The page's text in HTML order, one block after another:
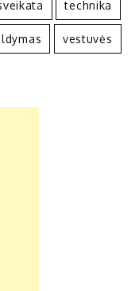
technika
vestuvės